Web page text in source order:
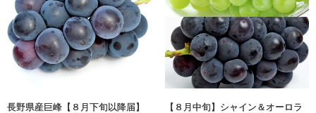
長野県産巨峰【８月下旬以降届】
【８月中旬】シャイン＆オーロラ